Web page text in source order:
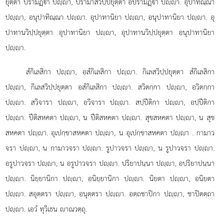
ปฺา, อนุปาทิณฺณา ปฺา. อุปาทานิยา ปฺา, อนุปาทานิยา ปฺา. อุ
ปาทานวิปฺปยุตฺตา อุปาทานิยา ปฺา, อุปาทานวิปฺปยุตฺตา อนุปาทานิยา
ปฺา.
สํกิเลสิกา ปฺา, อสํกิเลสิกา ปฺา. กิเลสวิปฺปยุตฺตา สํกิเลสิกา
ปฺา, กิเลสวิปฺปยุตฺตา อสํกิเลสิกา ปฺา. สวิตกฺกา ปฺา, อวิตกฺกา
ปฺา. สวิจารา ปฺา, อวิจารา ปฺา. สปฺปีติกา ปฺา, อปฺปีติกา
ปฺา. ปีติสหคตา ปฺา, น ปีติสหคตา ปฺา. สุขสหคตา ปฺา, น สุข
สหคตา ปฺา. อุเปกฺขาสหคตา ปฺา, น อุเปกฺขาสหคตา ปฺา . กามาว
จรา ปฺา, น กามาวจรา ปฺา. รูปาวจรา ปฺา, น รูปาวจรา ปฺา.
อรูปาวจรา ปฺา, น อรูปาวจรา ปฺา. ปริยาปนฺนา ปฺา, อปริยาปนฺนา
ปฺา. นิยฺยานิกา ปฺา, อนิยฺยานิกา ปฺา. นิยตา ปฺา, อนิยตา
ปฺา. สอุตฺตรา ปฺา, อนุตฺตรา ปฺา. อตฺถชาปิกา ปฺา, ชาปิตตฺถา
ปฺา. เอวํ ทุวิเธน าณวตฺถุ.